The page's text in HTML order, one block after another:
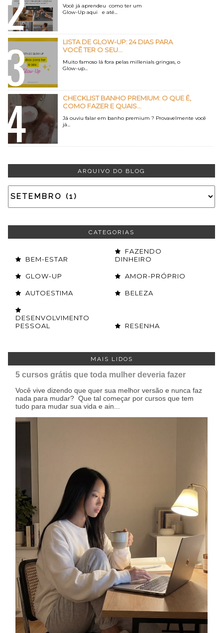
Você já aprendeu como ter um
Glow-Up aqui e até...
LISTA DE GLOW-UP: 24 DIAS PARA
VOCÊ TER O SEU...
Muito famoso lá fora pelas millenials gringas, o
Glow-up...
CHECKLIST BANHO PREMIUM: O QUE É,
COMO FAZER E QUAIS...
Já ouviu falar em banho premium ? Provavelmente você
já...
ARQUIVO DO BLOG
CATEGORIAS
BEM-ESTAR
FAZENDO
DINHEIRO
GLOW-UP AMOR-PRÓPRIO
AUTOESTIMA BELEZA
DESENVOLVIMENTO
PESSOAL
RESENHA
MAIS LIDOS
5 cursos grátis que toda mulher deveria fazer
Você vive dizendo que quer sua melhor versão e nunca faz
nada para mudar? Que tal começar por cursos que tem
tudo para mudar sua vida e ain...